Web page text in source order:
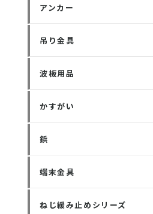
アンカー
吊り金具
波板用品
かすがい
鋲
端末金具
ねじ緩み止めシリーズ